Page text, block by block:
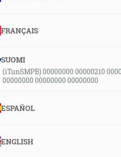
FRANÇAIS
SUOMI
(iTunSMPB) 00000000 00000210
00000000 00000000 00000000
ESPAÑOL
ENGLISH